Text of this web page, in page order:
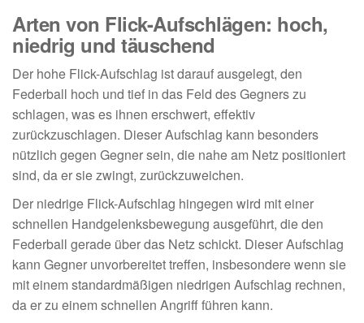
Arten von Flick-Aufschlägen: hoch,
niedrig und täuschend
Der hohe Flick-Aufschlag ist darauf ausgelegt, den
Federball hoch und tief in das Feld des Gegners zu
schlagen, was es ihnen erschwert, effektiv
zurückzuschlagen. Dieser Aufschlag kann besonders
nützlich gegen Gegner sein, die nahe am Netz positioniert
sind, da er sie zwingt, zurückzuweichen.
Der niedrige Flick-Aufschlag hingegen wird mit einer
schnellen Handgelenksbewegung ausgeführt, die den
Federball gerade über das Netz schickt. Dieser Aufschlag
kann Gegner unvorbereitet treffen, insbesondere wenn sie
mit einem standardmäßigen niedrigen Aufschlag rechnen,
da er zu einem schnellen Angriff führen kann.